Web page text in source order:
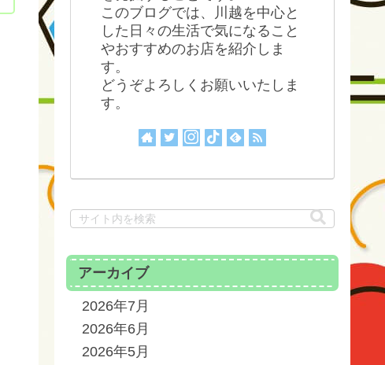
このブログでは、川越を中心と
した日々の生活で気になること
やおすすめのお店を紹介しま
す。
どうぞよろしくお願いいたしま
す。
アーカイブ
2026年7月
2026年6月
2026年5月